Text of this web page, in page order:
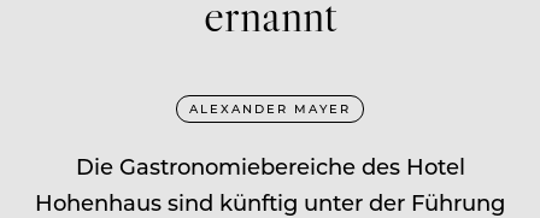
ernannt
ALEXANDER MAYER
Die Gastronomiebereiche des Hotel
Hohenhaus sind künftig unter der Führung